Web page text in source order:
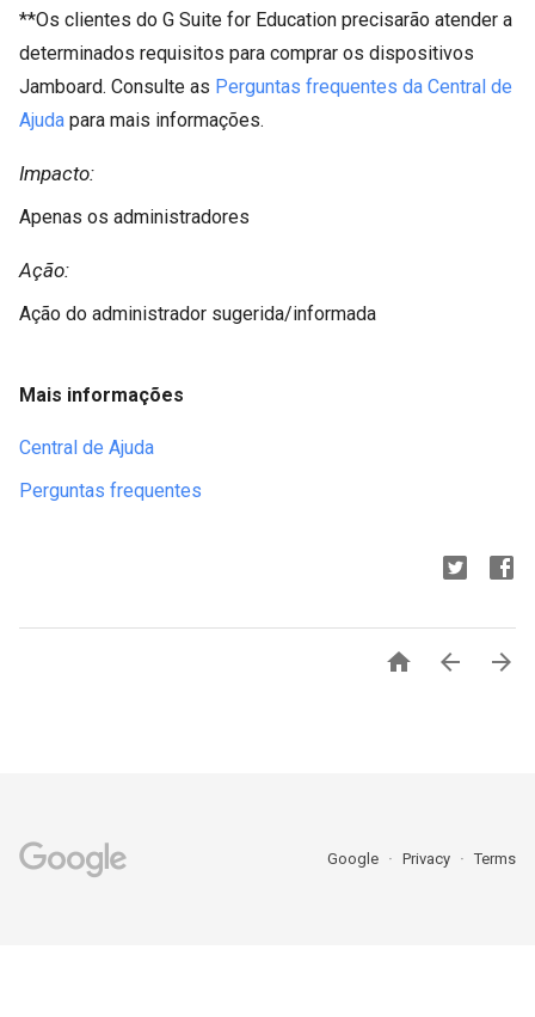
**Os clientes do G Suite for Education precisarão atender a
determinados requisitos para comprar os dispositivos
Jamboard. Consulte as Perguntas frequentes da Central de
Ajuda para mais informações.
Impacto:
Apenas os administradores
Ação:
Ação do administrador sugerida/informada
Mais informações
Central de Ajuda
Perguntas frequentes
  
Google Privacy Terms